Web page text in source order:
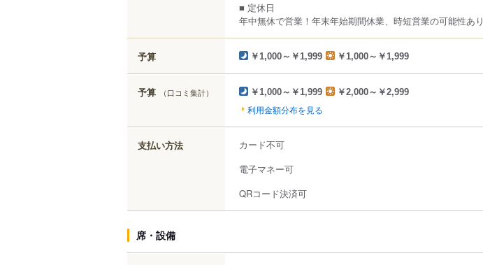
■ 定休日
年中無休で営業！年末年始期間休業、時短営業の可能性あり
予算 ￥1,000～￥1,999 ￥1,000～￥1,999
予算 （口コミ集計） ￥1,000～￥1,999 ￥2,000～￥2,999
利用金額分布を見る
支払い方法
カード不可
電子マネー可
QRコード決済可
席・設備